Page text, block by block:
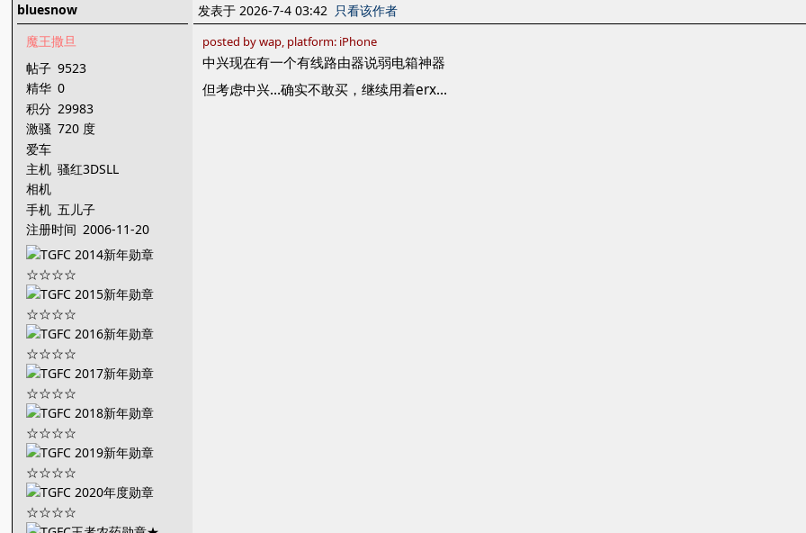
bluesnow
魔王撒旦
帖子 9523
精华 0
积分 29983
激骚 720 度
爱车
主机 骚红3DSLL
相机
手机 五儿子
注册时间 2006-11-20
发表于 2026-7-4 03:42 只看该作者
posted by wap, platform: iPhone
中兴现在有一个有线路由器说弱电箱神器
但考虑中兴…确实不敢买，继续用着erx…